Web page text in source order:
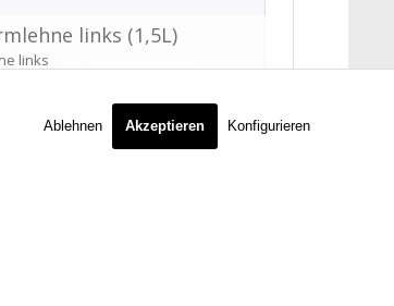
Ablehnen Akzeptieren Konfigurieren